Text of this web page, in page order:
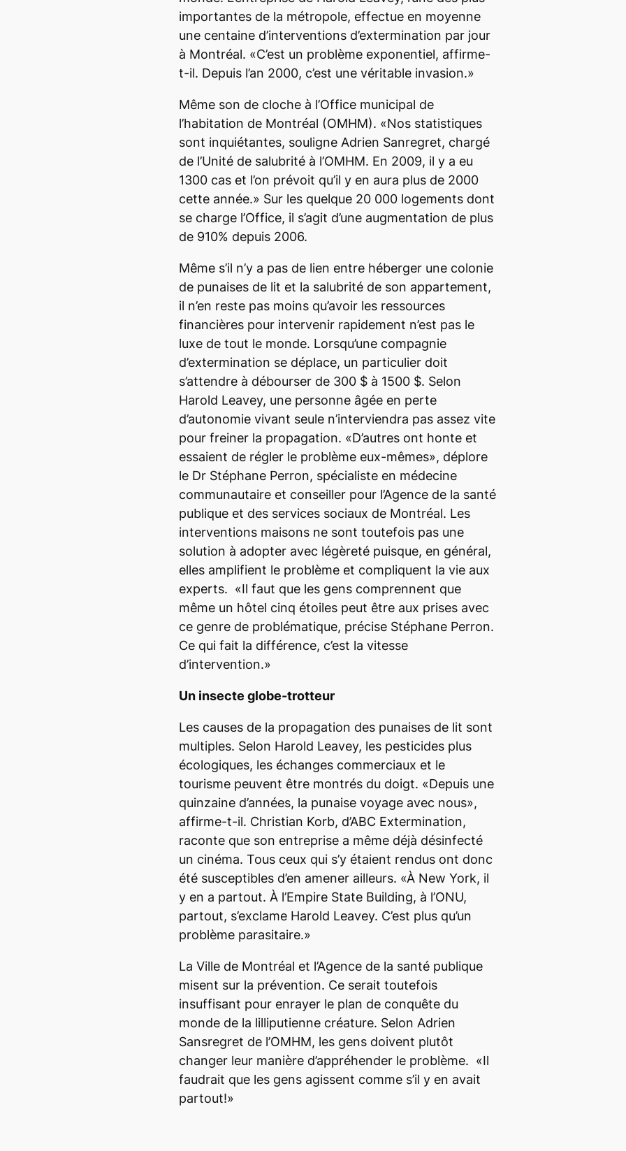
importantes de la métropole, effectue en moyenne
une centaine d’interventions d’extermination par jour
à Montréal. «C’est un problème exponentiel, affirme-
t-il. Depuis l’an 2000, c’est une véritable invasion.»
Même son de cloche à l’Office municipal de
l’habitation de Montréal (OMHM). «Nos statistiques
sont inquiétantes, souligne Adrien Sanregret, chargé
de l’Unité de salubrité à l’OMHM. En 2009, il y a eu
1300 cas et l’on prévoit qu’il y en aura plus de 2000
cette année.» Sur les quelque 20 000 logements dont
se charge l’Office, il s’agit d’une augmentation de plus
de 910% depuis 2006.
Même s’il n’y a pas de lien entre héberger une colonie
de punaises de lit et la salubrité de son appartement,
il n’en reste pas moins qu’avoir les ressources
financières pour intervenir rapidement n’est pas le
luxe de tout le monde. Lorsqu’une compagnie
d’extermination se déplace, un particulier doit
s’attendre à débourser de 300 $ à 1500 $. Selon
Harold Leavey, une personne âgée en perte
d’autonomie vivant seule n’interviendra pas assez vite
pour freiner la propagation. «D’autres ont honte et
essaient de régler le problème eux-mêmes», déplore
le Dr Stéphane Perron, spécialiste en médecine
communautaire et conseiller pour l’Agence de la santé
publique et des services sociaux de Montréal. Les
interventions maisons ne sont toutefois pas une
solution à adopter avec légèreté puisque, en général,
elles amplifient le problème et compliquent la vie aux
experts. «Il faut que les gens comprennent que
même un hôtel cinq étoiles peut être aux prises avec
ce genre de problématique, précise Stéphane Perron.
Ce qui fait la différence, c’est la vitesse
d’intervention.»
Un insecte globe-trotteur
Les causes de la propagation des punaises de lit sont
multiples. Selon Harold Leavey, les pesticides plus
écologiques, les échanges commerciaux et le
tourisme peuvent être montrés du doigt. «Depuis une
quinzaine d’années, la punaise voyage avec nous»,
affirme-t-il. Christian Korb, d’ABC Extermination,
raconte que son entreprise a même déjà désinfecté
un cinéma. Tous ceux qui s’y étaient rendus ont donc
été susceptibles d’en amener ailleurs. «À New York, il
y en a partout. À l’Empire State Building, à l’ONU,
partout, s’exclame Harold Leavey. C’est plus qu’un
problème parasitaire.»
La Ville de Montréal et l’Agence de la santé publique
misent sur la prévention. Ce serait toutefois
insuffisant pour enrayer le plan de conquête du
monde de la lilliputienne créature. Selon Adrien
Sansregret de l’OMHM, les gens doivent plutôt
changer leur manière d’appréhender le problème. «Il
faudrait que les gens agissent comme s’il y en avait
partout!»